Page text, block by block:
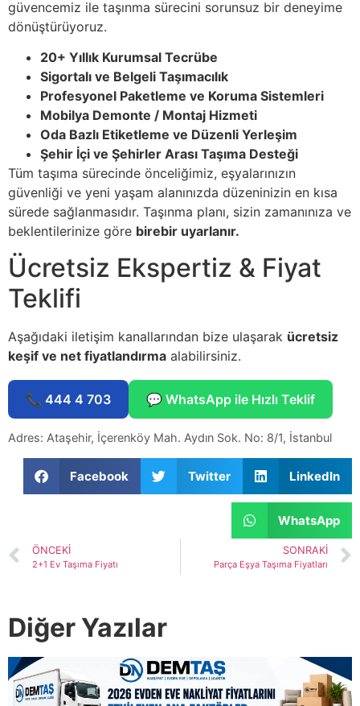
güvencemiz ile taşınma sürecini sorunsuz bir deneyime
dönüştürüyoruz.
20+ Yıllık Kurumsal Tecrübe
Sigortalı ve Belgeli Taşımacılık
Profesyonel Paketleme ve Koruma Sistemleri
Mobilya Demonte / Montaj Hizmeti
Oda Bazlı Etiketleme ve Düzenli Yerleşim
Şehir İçi ve Şehirler Arası Taşıma Desteği
Tüm taşıma sürecinde önceliğimiz, eşyalarınızın
güvenliği ve yeni yaşam alanınızda düzeninizin en kısa
sürede sağlanmasıdır. Taşınma planı, sizin zamanınıza ve
beklentilerinize göre birebir uyarlanır.
Ücretsiz Ekspertiz & Fiyat
Teklifi
Aşağıdaki iletişim kanallarından bize ulaşarak ücretsiz
keşif ve net fiyatlandırma alabilirsiniz.
📞 444 4 703 💬 WhatsApp ile Hızlı Teklif
Adres: Ataşehir, İçerenköy Mah. Aydın Sok. No: 8/1, İstanbul
Facebook Twitter LinkedIn
WhatsApp
ÖNCEKI
2+1 Ev Taşıma Fiyatı
SONRAKI
Parça Eşya Taşıma Fiyatları
Diğer Yazılar